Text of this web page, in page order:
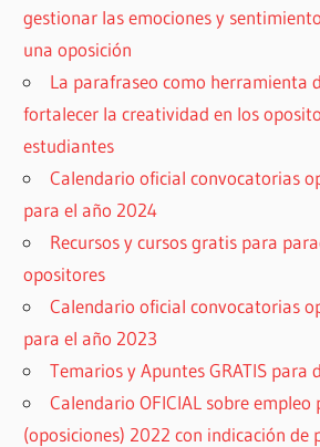
gestionar las emociones y
una oposición
La parafraseo como herramienta
fortalecer la creatividad en los
estudiantes
Calendario oficial convocatorias
para el año 2024
Recursos y cursos gratis para
opositores
Calendario oficial convocatorias
para el año 2023
Temarios y Apuntes GRATIS para
Calendario OFICIAL sobre empleo
(oposiciones) 2022 con indicación de